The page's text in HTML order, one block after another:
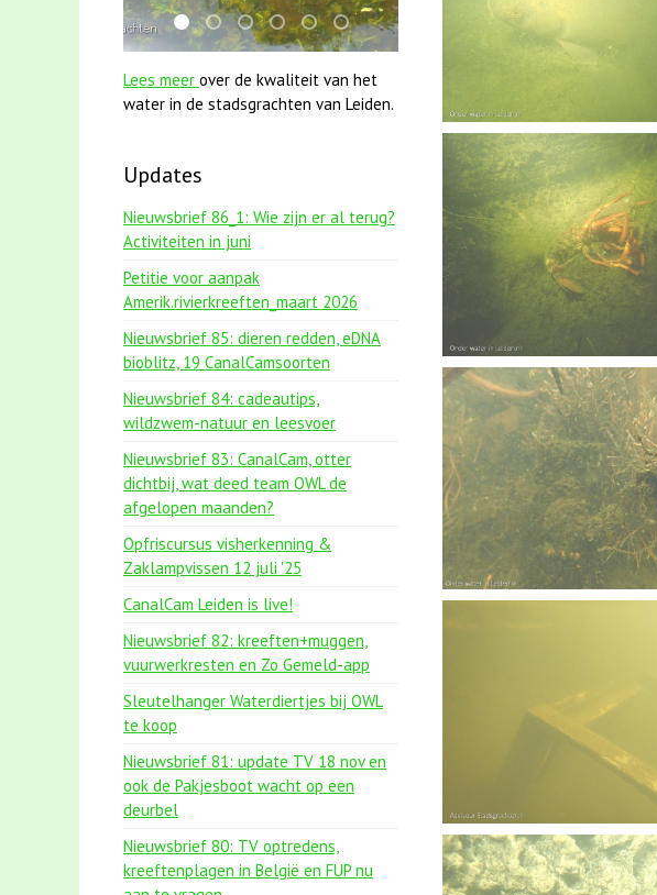
mei2021 1 snoekje elly
karper met kattenklimtouw
jun2021 28 brasem en rietvoorns 4a verscherpt
mei2021 watervogelmethode fuut met baars
smoelenboek fifi en karper nieuwsbrief-
jun2021 zaklv 5 snoekje MOOI
Lees meer over de kwaliteit van het
water in de stadsgrachten van Leiden.
Updates
Nieuwsbrief 86_1: Wie zijn er al terug?
Activiteiten in juni
Petitie voor aanpak
Amerik.rivierkreeften_maart 2026
Nieuwsbrief 85: dieren redden, eDNA
bioblitz, 19 CanalCamsoorten
Nieuwsbrief 84: cadeautips,
wildzwem-natuur en leesvoer
Nieuwsbrief 83: CanalCam, otter
dichtbij, wat deed team OWL de
afgelopen maanden?
Opfriscursus visherkenning &
Zaklampvissen 12 juli '25
CanalCam Leiden is live!
Nieuwsbrief 82: kreeften+muggen,
vuurwerkresten en Zo Gemeld-app
Sleutelhanger Waterdiertjes bij OWL
te koop
Nieuwsbrief 81: update TV 18 nov en
ook de Pakjesboot wacht op een
deurbel
Nieuwsbrief 80: TV optredens,
kreeftenplagen in België en FUP nu